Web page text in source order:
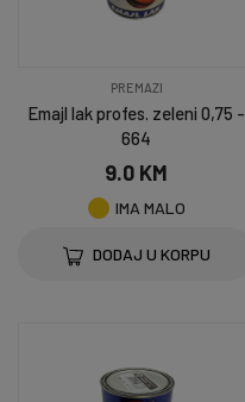
PREMAZI
Emajl lak profes. zeleni 0,75 -
664
9.0 KM
IMA MALO
DODAJ U KORPU